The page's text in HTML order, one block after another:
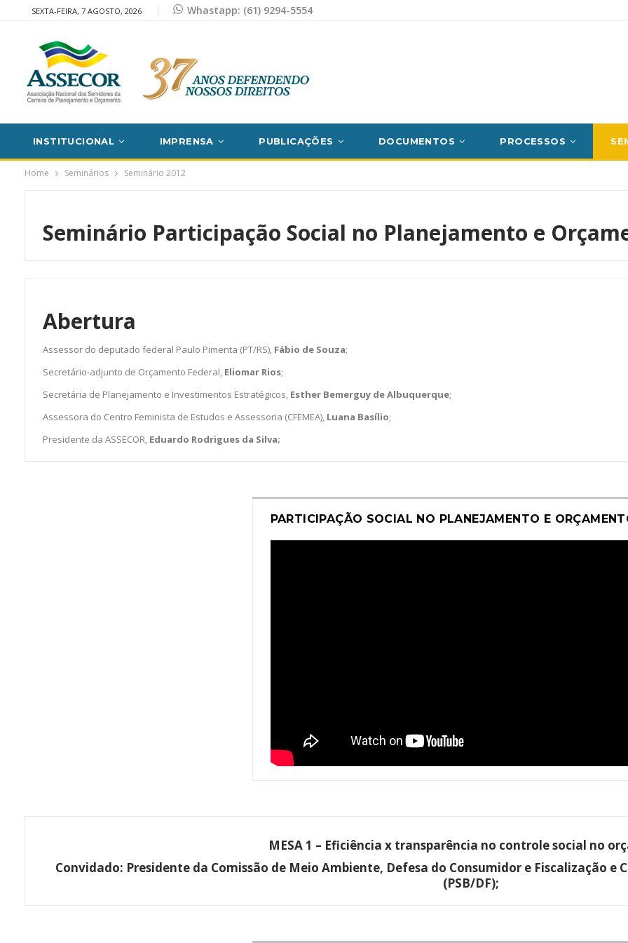
SEXTA-FEIRA, 7 AGOSTO, 2026 Whastapp: (61) 9294-5554
INSTITUCIONAL IMPRENSA PUBLICAÇÕES DOCUMENTOS PROCESSOS
Home Seminários Seminário 2012
Seminário Participação Social no Planejamento e
Abertura
Assessor do deputado federal Paulo Pimenta (PT/RS), Fábio de Souza;
Secretário-adjunto de Orçamento Federal, Eliomar Rios;
Secretária de Planejamento e Investimentos Estratégicos, Esther Bemerguy de Albuquerque;
Assessora do Centro Feminista de Estudos e Assessoria (CFEMEA), Luana Basílio;
Presidente da ASSECOR, Eduardo Rodrigues da Silva;
PARTICIPAÇÃO SOCIAL NO PLANEJAMENTO E
MESA 1 – Eficiência x transparência no controle social no
Convidado: Presidente da Comissão de Meio Ambiente, Defesa do Consumidor e Fiscalização e
(PSB/DF);